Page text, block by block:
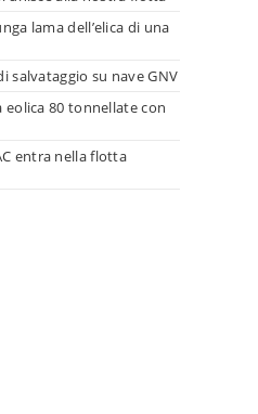
lama dell’elica di una
salvataggio su nave GNV
80 tonnellate con
entra nella flotta